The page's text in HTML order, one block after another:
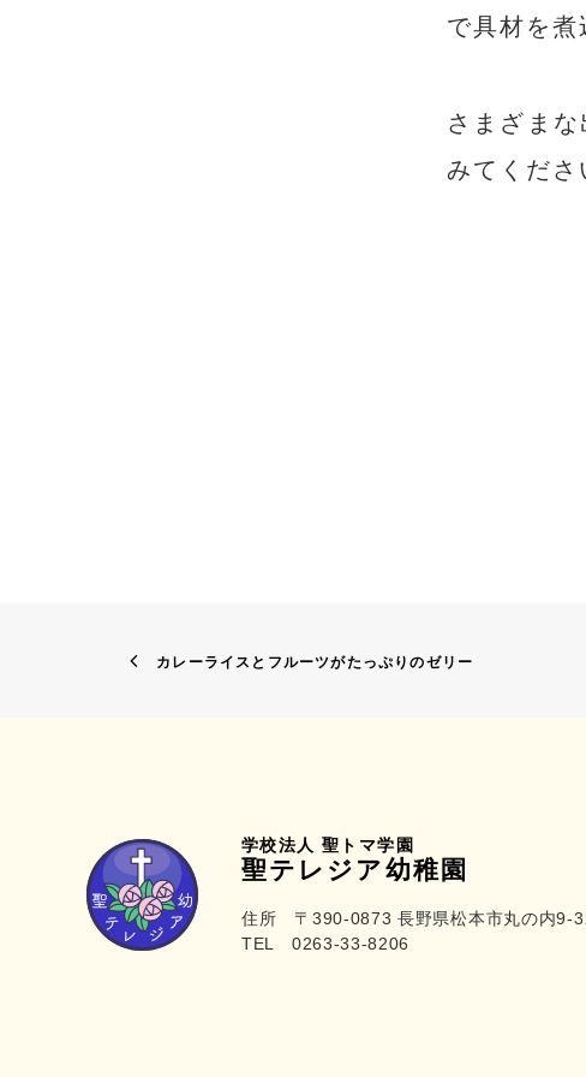
で具材を煮
さまざま
みてくださ
カレーライスとフルーツがたっぷりのゼリー
学校法人 聖トマ学園
聖テレジア幼稚園
住所 〒390-0873 長野県松本市丸の内9-
TEL 0263-33-8206